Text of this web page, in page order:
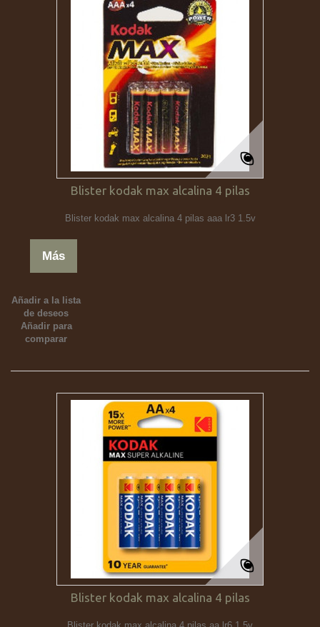
Blister kodak max alcalina 4 pilas
Blister kodak max alcalina 4 pilas aaa lr3 1.5v
Más
Añadir a la lista
de deseos
Añadir para
comparar
Blister kodak max alcalina 4 pilas